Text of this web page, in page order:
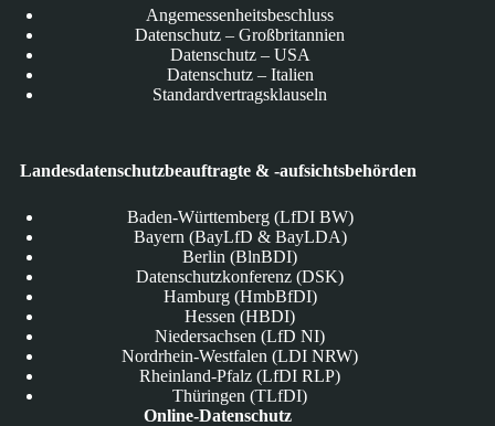
Angemessenheitsbeschluss
Datenschutz – Großbritannien
Datenschutz – USA
Datenschutz – Italien
Standardvertragsklauseln
Landesdatenschutzbeauftragte & -aufsichtsbehörden
Baden-Württemberg (LfDI BW)
Bayern (BayLfD & BayLDA)
Berlin (BlnBDI)
Datenschutzkonferenz (DSK)
Hamburg (HmbBfDI)
Hessen (HBDI)
Niedersachsen (LfD NI)
Nordrhein-Westfalen (LDI NRW)
Rheinland-Pfalz (LfDI RLP)
Thüringen (TLfDI)
Online-Datenschutz